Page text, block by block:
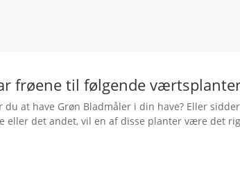
frøene til følgende
du at have Grøn Bladmåler i din have? Eller
eller det andet, vil en af disse planter være det